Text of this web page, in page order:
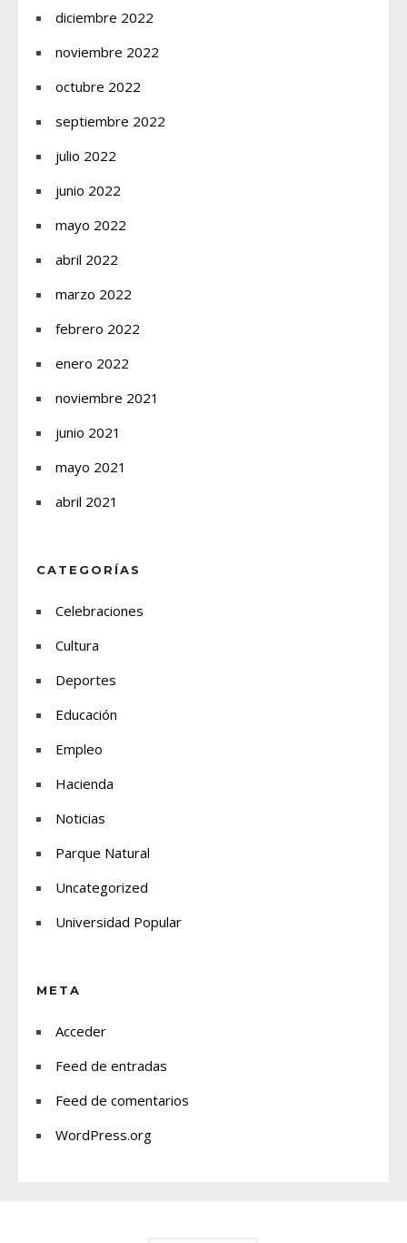
diciembre 2022
noviembre 2022
octubre 2022
septiembre 2022
julio 2022
junio 2022
mayo 2022
abril 2022
marzo 2022
febrero 2022
enero 2022
noviembre 2021
junio 2021
mayo 2021
abril 2021
CATEGORÍAS
Celebraciones
Cultura
Deportes
Educación
Empleo
Hacienda
Noticias
Parque Natural
Uncategorized
Universidad Popular
META
Acceder
Feed de entradas
Feed de comentarios
WordPress.org